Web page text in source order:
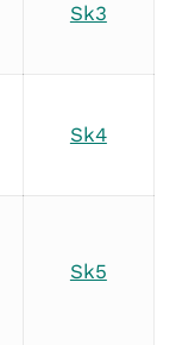
Sk3
Sk4
Sk5